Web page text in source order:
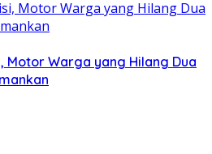
Motor Warga yang Hilang Dua